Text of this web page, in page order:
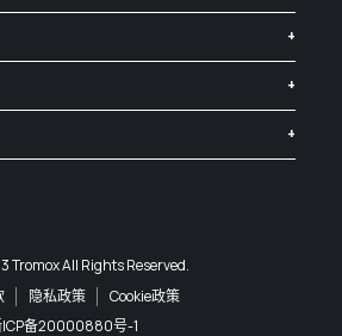
Tromox All Rights Reserved.
隐私政策
Cookie政策
备20000880号-1